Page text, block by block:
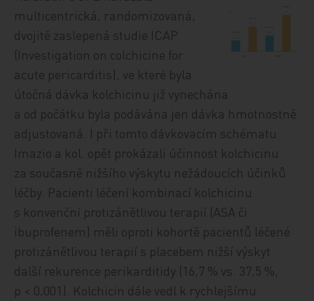
multicentrická, randomizovaná,
dvojitě zaslepená studie ICAP
(Investigation on colchicine for
acute pericarditis), ve které byla
útočná dávka kolchicinu již vynechána
a od počátku byla podávána jen dávka hmotnostně
adjustovaná. I při tomto dávkovacím schématu
Imazio a kol. opět prokázali účinnost kolchicinu
za současně nižšího výskytu nežádoucích účinků
léčby. Pacienti léčení kombinací kolchicinu
s konvenční protizánětlivou terapií (ASA či
ibuprofenem) měli oproti kohortě pacientů léčené
protizánětlivou terapií s placebem nižší výskyt
další rekurence perikarditidy (16,7 % vs. 37,5 %,
p < 0,001). Kolchicin dále vedl k rychlejšímu